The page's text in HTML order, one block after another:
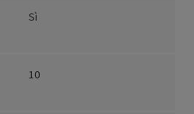
Sì
10